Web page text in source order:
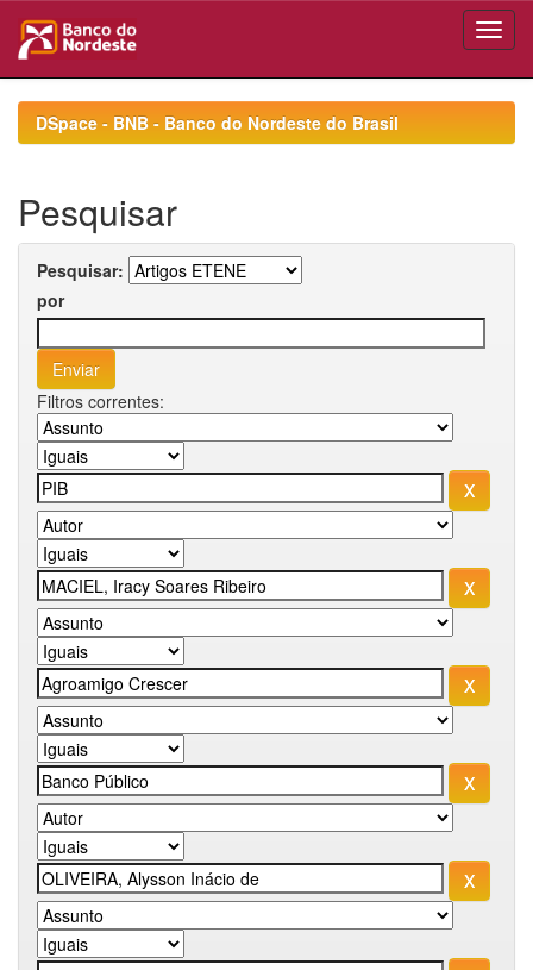
navigationDSpace - BNB - Banco do Nordeste do Brasil
Pesquisar
Pesquisar:
por
Filtros correntes: